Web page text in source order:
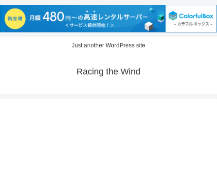
Just another WordPress site
Racing the Wind